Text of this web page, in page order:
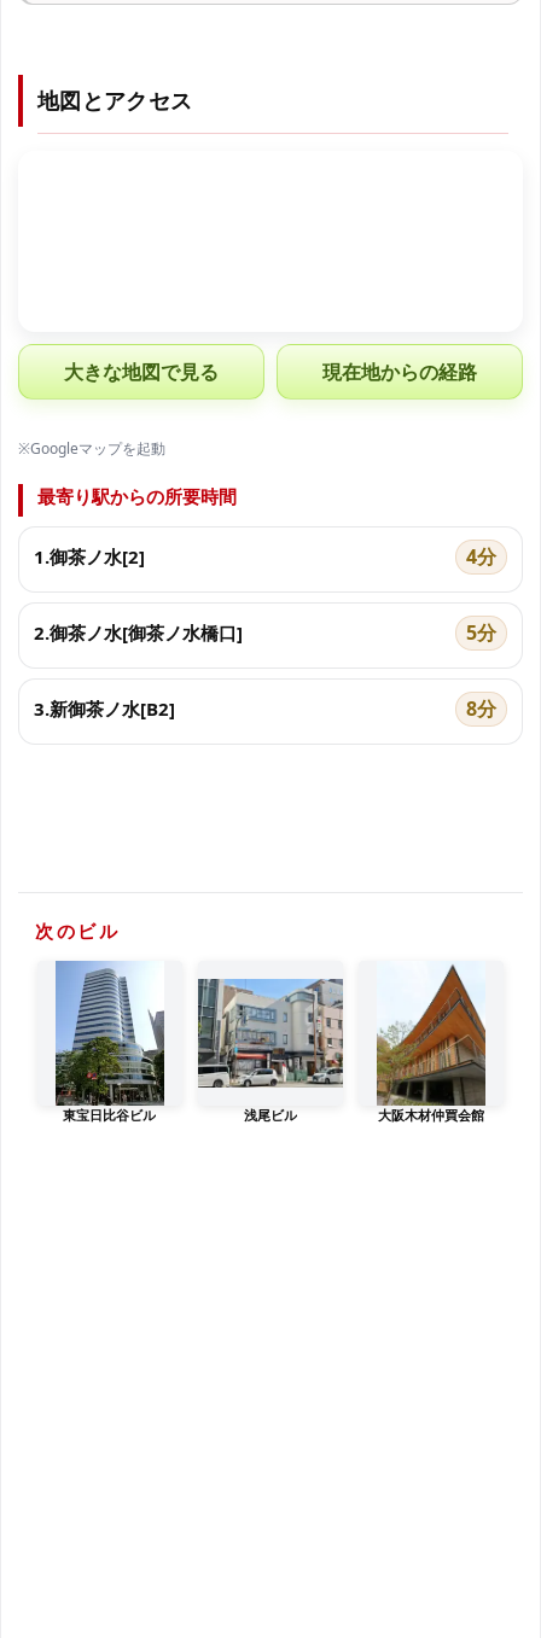
地図とアクセス
大きな地図で見る 現在地からの経路
※Googleマップを起動
最寄り駅からの所要時間
1.御茶ノ水[2] 4分
2.御茶ノ水[御茶ノ水橋口] 5分
3.新御茶ノ水[B2] 8分
次のビル
東宝日比谷ビル 浅尾ビル 大阪木材仲買会館